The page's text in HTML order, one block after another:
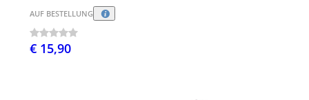
AUF BESTELLUNG
€ 15,90